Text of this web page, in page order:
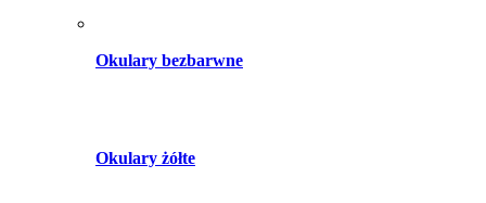
Okulary bezbarwne
Okulary żółte